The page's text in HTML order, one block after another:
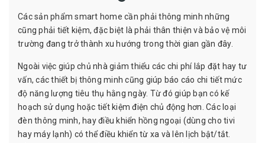
Các sản phẩm smart home cần phải thông minh những
cũng phải tiết kiệm, đặc biệt là phải thân thiện và bảo vệ môi
trường đang trở thành xu hướng trong thời gian gần đây.
Ngoài việc giúp chủ nhà giảm thiểu các chi phí lắp đặt hay tư
vấn, các thiết bị thông minh cũng giúp báo cáo chi tiết mức
độ năng lượng tiêu thụ hằng ngày. Từ đó giúp bạn có kế
hoạch sử dụng hoặc tiết kiệm điện chủ động hơn. Các loại
đèn thông minh, hay điều khiển hồng ngoại (dùng cho tivi
hay máy lạnh) có thể điều khiển từ xa và lên lịch bật/tắt.